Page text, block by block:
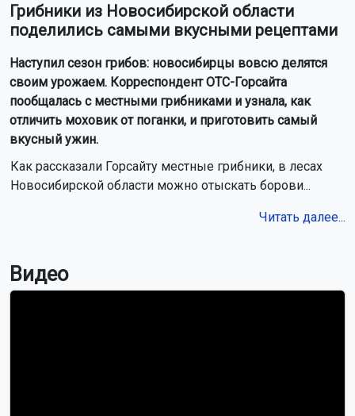
Грибники из Новосибирской области
поделились самыми вкусными рецептами
Наступил сезон грибов: новосибирцы вовсю делятся
своим урожаем. Корреспондент ОТС-Горсайта
пообщалась с местными грибниками и узнала, как
отличить моховик от поганки, и приготовить самый
вкусный ужин.
Как рассказали Горсайту местные грибники, в лесах
Новосибирской области можно отыскать борови...
Читать далее...
Видео